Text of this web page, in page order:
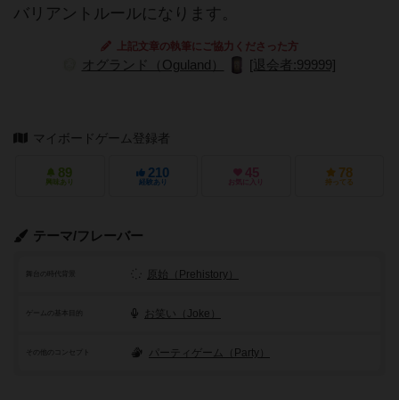
バリアントルールになります。
上記文章の執筆にご協力くださった方
オグランド（Oguland） [退会者:99999]
マイボードゲーム登録者
89
興味あり
210
経験あり
45
お気に入り
78
持ってる
テーマ/フレーバー
舞台の時代背景 原始（Prehistory）
ゲームの基本目的 お笑い（Joke）
その他のコンセプト パーティゲーム（Party）